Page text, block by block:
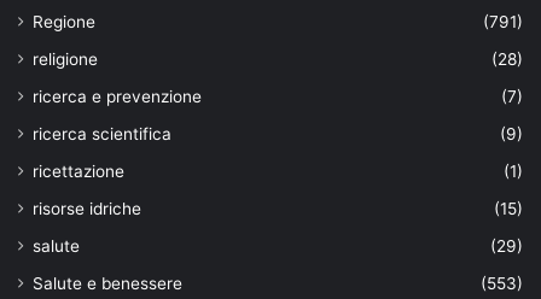
Regione
(791)
religione
(28)
ricerca e prevenzione
(7)
ricerca scientifica
(9)
ricettazione
(1)
risorse idriche
(15)
salute
(29)
Salute e benessere
(553)